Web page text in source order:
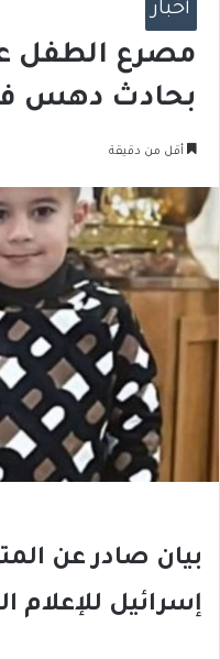
أخبار
مصرع الطفل
بحادث دهس
أقل من دقيقة
بيان صادر عن
إسرائيل للإعلام